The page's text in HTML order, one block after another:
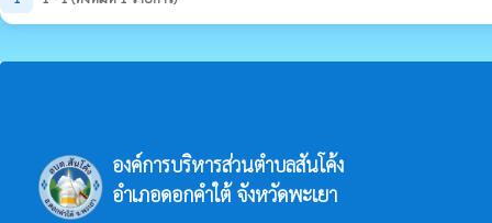
องค์การบริหารส่วนตำบลสันโค้ง
อำเภอดอกคำใต้ จังหวัดพะเยา